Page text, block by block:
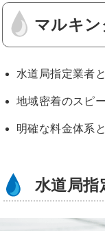
マルキ
水道局指定業者
地域密着のスピ
明確な料金体系
水道局指